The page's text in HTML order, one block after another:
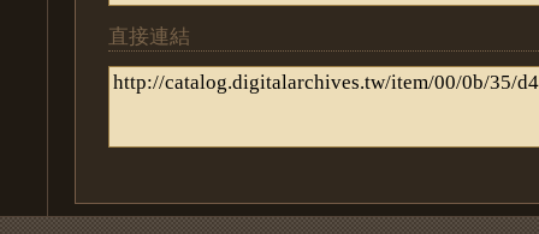
直接連結